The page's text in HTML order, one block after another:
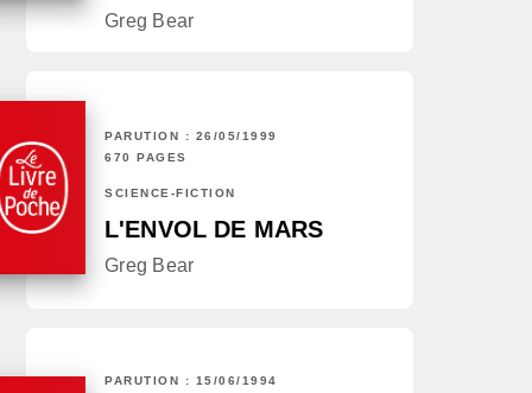
Greg Bear
PARUTION : 26/05/1999
670 PAGES
SCIENCE-FICTION
L'ENVOL DE MARS
Greg Bear
PARUTION : 15/06/1994